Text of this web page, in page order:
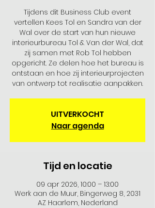
Tijdens dit Business Club event
vertellen Kees Tol en Sandra van der
Wal over de start van hun nieuwe
interieurbureau Tol & Van der Wal, dat
zij samen met Rob Tol hebben
opgericht. Ze delen hoe het bureau is
ontstaan en hoe zij interieurprojecten
van ontwerp tot realisatie aanpakken.
UITVERKOCHT
Naar agenda
Tijd en locatie
09 apr 2026, 10:00 – 13:00
Werk aan de Muur, Bingerweg 8, 2031
AZ Haarlem, Nederland